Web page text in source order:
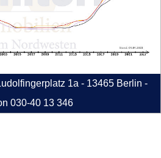
1a - 13465 Berlin -
030-40 13 346